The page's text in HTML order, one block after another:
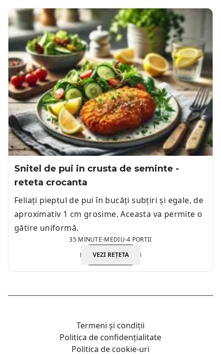
Snitel de pui in crusta de seminte -
reteta crocanta
Feliați pieptul de pui în bucăți subțiri și egale, de
aproximativ 1 cm grosime. Aceasta va permite o
gătire uniformă.
35 MINUTE-MEDIU-4 PORTII
VEZI REȚETA
Termeni și condiții
Politica de confidențialitate
Politica de cookie-uri